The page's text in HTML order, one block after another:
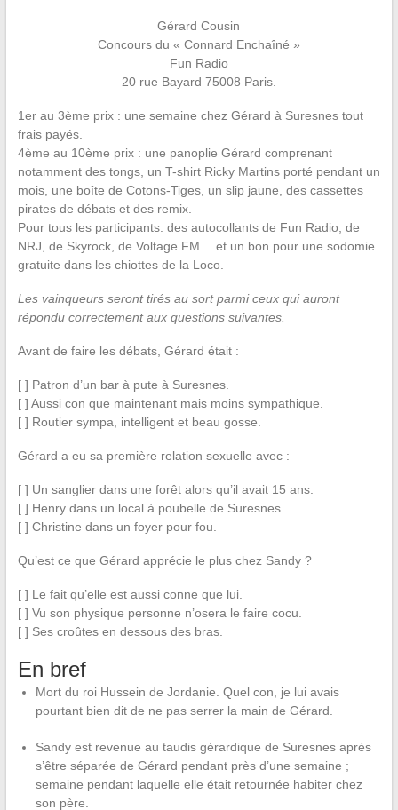
Gérard Cousin
Concours du « Connard Enchaîné »
Fun Radio
20 rue Bayard 75008 Paris.
1er au 3ème prix : une semaine chez Gérard à Suresnes tout
frais payés.
4ème au 10ème prix : une panoplie Gérard comprenant
notamment des tongs, un T-shirt Ricky Martins porté pendant un
mois, une boîte de Cotons-Tiges, un slip jaune, des cassettes
pirates de débats et des remix.
Pour tous les participants: des autocollants de Fun Radio, de
NRJ, de Skyrock, de Voltage FM… et un bon pour une sodomie
gratuite dans les chiottes de la Loco.
Les vainqueurs seront tirés au sort parmi ceux qui auront
répondu correctement aux questions suivantes.
Avant de faire les débats, Gérard était :
[ ] Patron d’un bar à pute à Suresnes.
[ ] Aussi con que maintenant mais moins sympathique.
[ ] Routier sympa, intelligent et beau gosse.
Gérard a eu sa première relation sexuelle avec :
[ ] Un sanglier dans une forêt alors qu’il avait 15 ans.
[ ] Henry dans un local à poubelle de Suresnes.
[ ] Christine dans un foyer pour fou.
Qu’est ce que Gérard apprécie le plus chez Sandy ?
[ ] Le fait qu’elle est aussi conne que lui.
[ ] Vu son physique personne n’osera le faire cocu.
[ ] Ses croûtes en dessous des bras.
En bref
Mort du roi Hussein de Jordanie. Quel con, je lui avais
pourtant bien dit de ne pas serrer la main de Gérard.
Sandy est revenue au taudis gérardique de Suresnes après
s’être séparée de Gérard pendant près d’une semaine ;
semaine pendant laquelle elle était retournée habiter chez
son père.